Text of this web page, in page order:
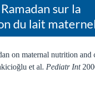
sur la
du lait
on maternal nutrition and
et al. Pediatr Int